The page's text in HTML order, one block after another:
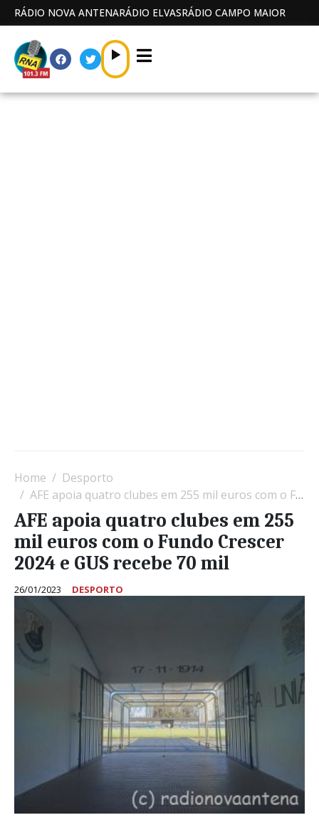
RÁDIO NOVA ANTENARÁDIO ELVASRÁDIO CAMPO MAIOR
Home
Desporto
AFE apoia quatro clubes em 255 mil euros com o Fundo Crescer 2024 e GUS recebe 70 mil
AFE apoia quatro clubes em 255
mil euros com o Fundo Crescer
2024 e GUS recebe 70 mil
26/01/2023 DESPORTO